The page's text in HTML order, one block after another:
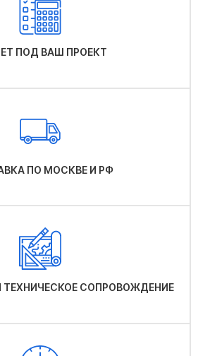
ПОД ВАШ ПРОЕКТ
ПО МОСКВЕ И РФ
СОПРОВОЖДЕНИЕ